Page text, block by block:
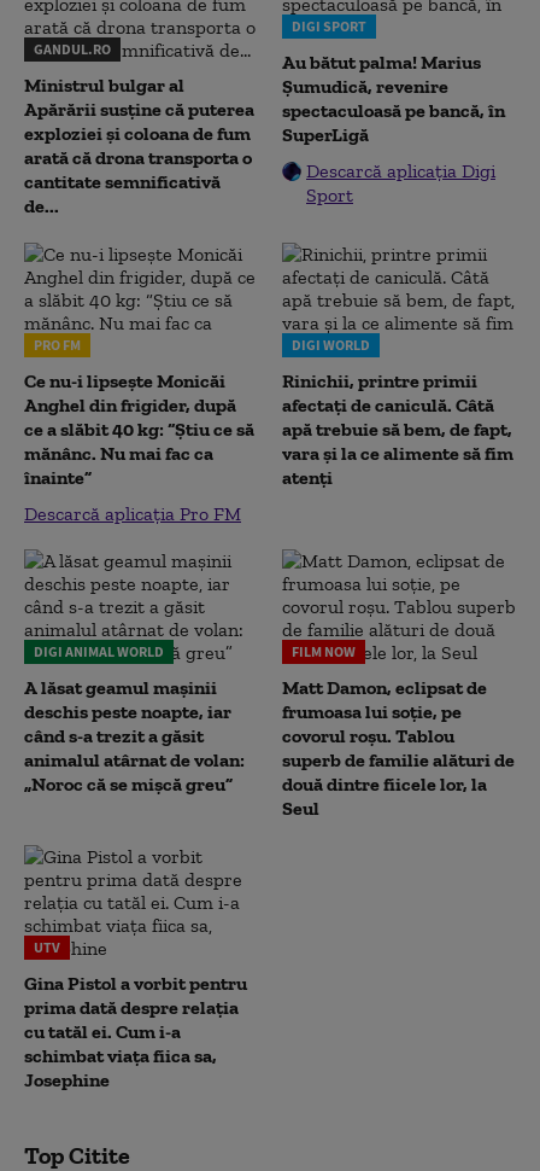
GANDUL.RO
Ministrul bulgar al
Apărării susține că puterea
exploziei și coloana de fum
arată că drona transporta o
cantitate semnificativă
de...
DIGI SPORT
Au bătut palma! Marius
Șumudică, revenire
spectaculoasă pe bancă, în
SuperLigă
Descarcă aplicația Digi
Sport
PRO FM
Ce nu-i lipsește Monicăi
Anghel din frigider, după
ce a slăbit 40 kg: “Știu ce să
mănânc. Nu mai fac ca
înainte”
Descarcă aplicația Pro FM
DIGI WORLD
Rinichii, printre primii
afectați de caniculă. Câtă
apă trebuie să bem, de fapt,
vara și la ce alimente să fim
atenți
DIGI ANIMAL WORLD
A lăsat geamul mașinii
deschis peste noapte, iar
când s-a trezit a găsit
animalul atârnat de volan:
„Noroc că se mișcă greu”
FILM NOW
Matt Damon, eclipsat de
frumoasa lui soție, pe
covorul roșu. Tablou
superb de familie alături de
două dintre fiicele lor, la
Seul
UTV
Gina Pistol a vorbit pentru
prima dată despre relația
cu tatăl ei. Cum i-a
schimbat viața fiica sa,
Josephine
Top Citite